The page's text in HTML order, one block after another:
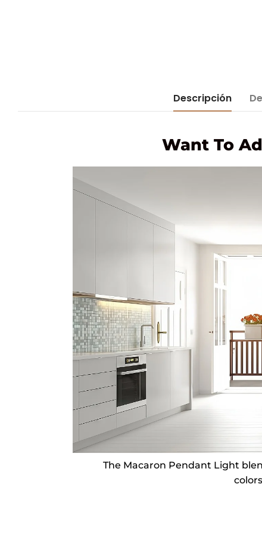
Descripción
Want To
The Macaron Pendant Light